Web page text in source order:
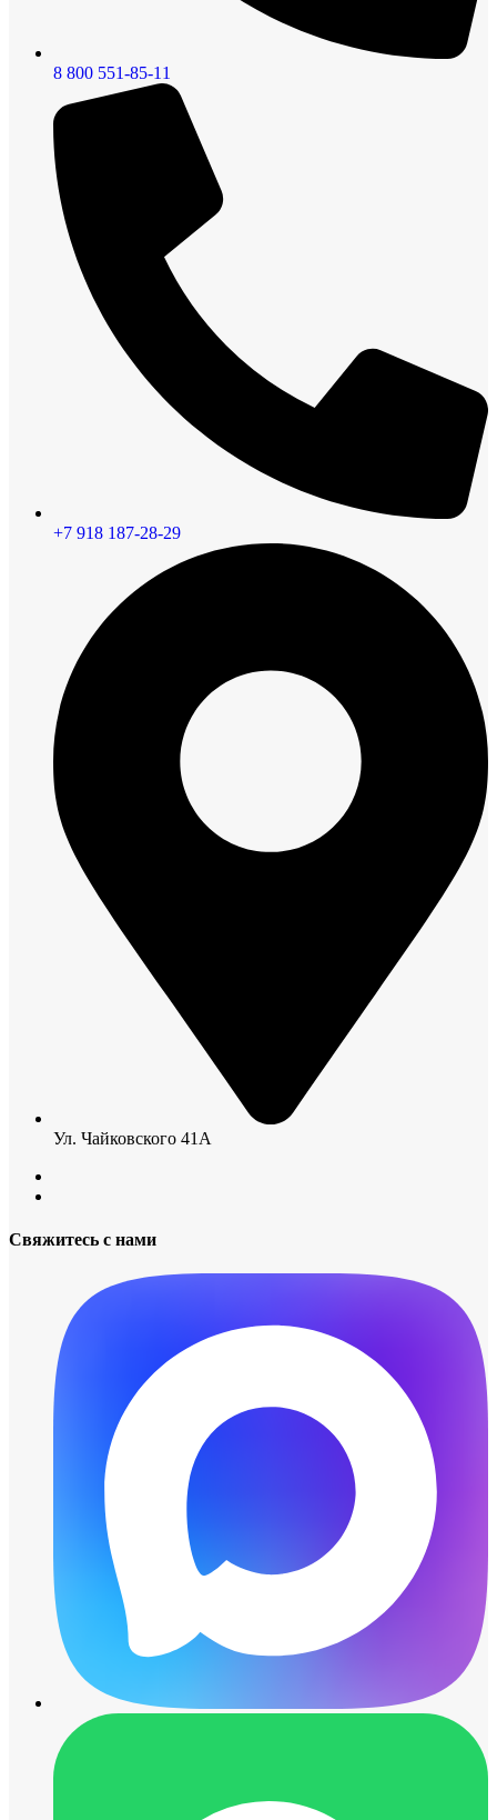
8 800 551-85-11
+7 918 187-28-29
Ул. Чайковского 41А
Свяжитесь с нами